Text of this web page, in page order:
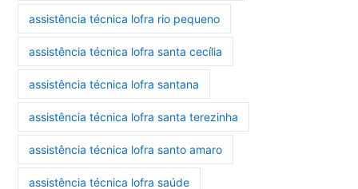
assistência técnica lofra rio pequeno
assistência técnica lofra santa cecília
assistência técnica lofra santana
assistência técnica lofra santa terezinha
assistência técnica lofra santo amaro
assistência técnica lofra saúde